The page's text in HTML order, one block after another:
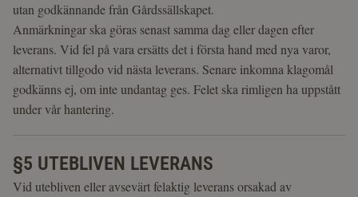
utan godkännande från Gårdssällskapet.
Anmärkningar ska göras senast samma dag eller dagen efter
leverans. Vid fel på vara ersätts det i första hand med nya varor,
alternativt tillgodo vid nästa leverans. Senare inkomna klagomål
godkänns ej, om inte undantag ges. Felet ska rimligen ha uppstått
under vår hantering.
§5 UTEBLIVEN LEVERANS
Vid utebliven eller avsevärt felaktig leverans orsakad av